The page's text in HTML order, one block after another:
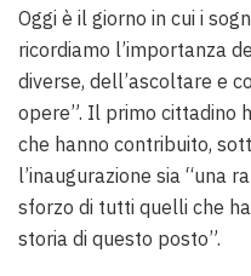
Oggi è il giorno in cui i
ricordiamo l’importanza
diverse, dell’ascoltare e
opere”. Il primo cittadino
che hanno contribuito,
l’inaugurazione sia “una
sforzo di tutti quelli che
storia di questo posto”.